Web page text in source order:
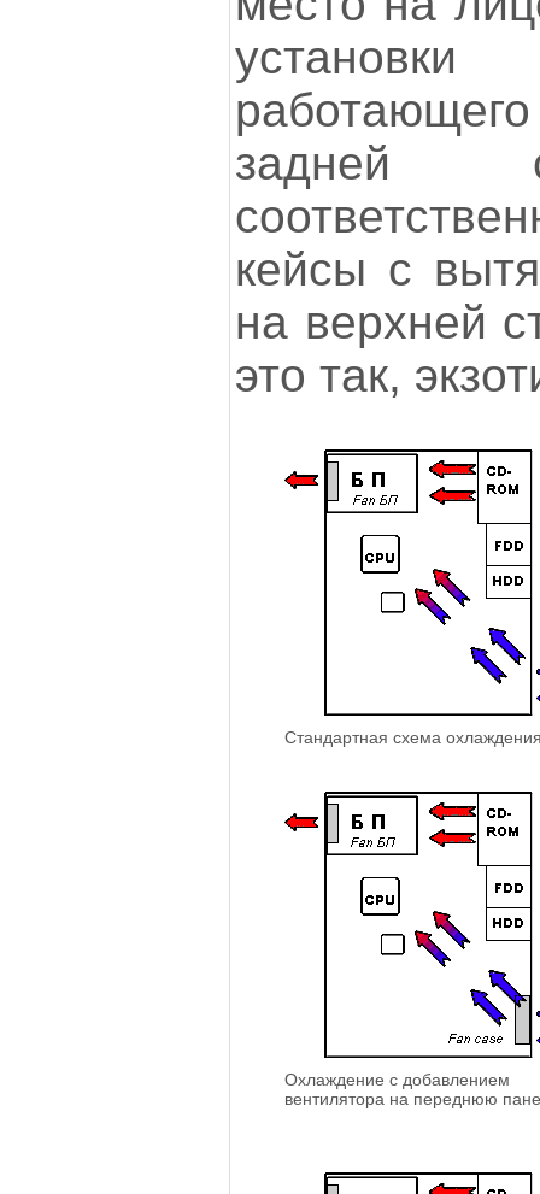
задней
кейсы с
на верхней
это так,
Стандартная схема
Охлаждение с добавлением
вентилятора на переднюю